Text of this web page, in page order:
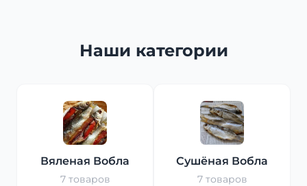
Наши категории
Вяленая Вобла
7 товаров
Сушёная Вобла
7 товаров